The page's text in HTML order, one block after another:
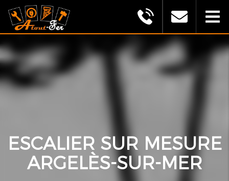
MONTAGU
ALEXANDRE
(ATOUT
FER)
ESCALIER SUR MESURE
ARGELÈS-SUR-MER